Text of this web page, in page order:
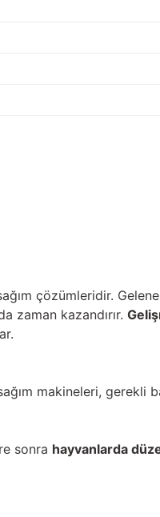
çözümleridir.
zaman kazandırır.
makineleri, gerekli
sonra hayvanlarda